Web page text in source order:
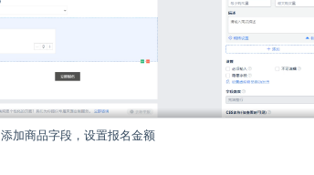
添加商品字段，设置报名金额